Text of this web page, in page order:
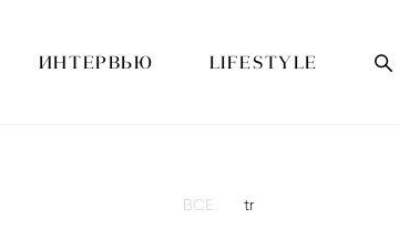
ИНТЕРВЬЮ LIFESTYLE
ВСЕ tr